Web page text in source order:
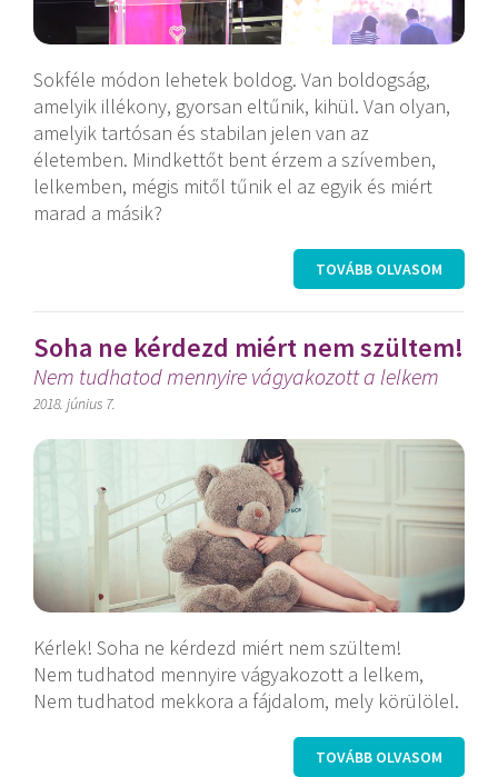
Sokféle módon lehetek boldog. Van boldogság,
amelyik illékony, gyorsan eltűnik, kihül. Van olyan,
amelyik tartósan és stabilan jelen van az
életemben. Mindkettőt bent érzem a szívemben,
lelkemben, mégis mitől tűnik el az egyik és miért
marad a másik?
TOVÁBB OLVASOM
Soha ne kérdezd miért nem szültem!
Nem tudhatod mennyire vágyakozott a lelkem
2018. június 7.
Kérlek! Soha ne kérdezd miért nem szültem!
Nem tudhatod mennyire vágyakozott a lelkem,
Nem tudhatod mekkora a fájdalom, mely körülölel.
TOVÁBB OLVASOM